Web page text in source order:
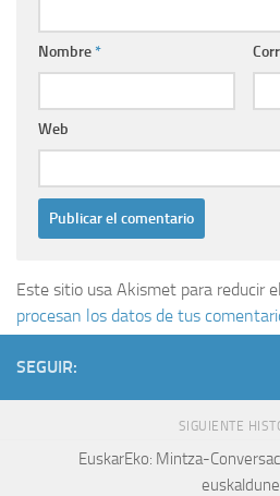
Nombre*
Web
Este sitio usa Akismet para reducir
procesan los datos de tus
SEGUIR:
SIGUIENTE
EuskarEko: Mintza-